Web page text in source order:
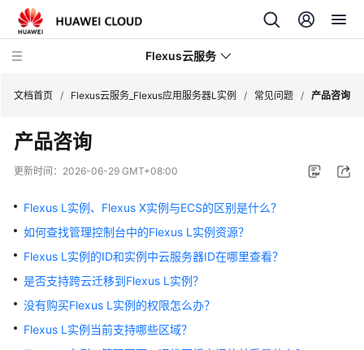
Flexus云服务
新
动
态
产
品
介
绍
文档首页 / Flexus云服务_Flexus应用服务器L实例 / 常见问题 / 产品咨询
产品咨询
更新时间： 2026-06-29 GMT+08:00
Flexus L实例、Flexus X实例与ECS的区别是什么？
如何查找管理控制台中的Flexus L实例资源？
Flexus L实例的ID和实例中云服务器ID在哪里查看？
是否支持跨云迁移到Flexus L实例？
没有购买Flexus L实例的权限怎么办？
Flexus L实例当前支持哪些区域？